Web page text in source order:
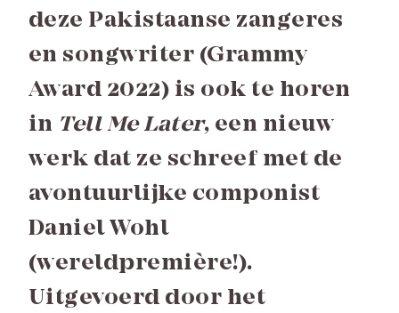
deze Pakistaanse zangeres
en songwriter (Grammy
Award 2022) is ook te horen
in Tell Me Later, een nieuw
werk dat ze schreef met de
avontuurlijke componist
Daniel Wohl
(wereldpremière!).
Uitgevoerd door het